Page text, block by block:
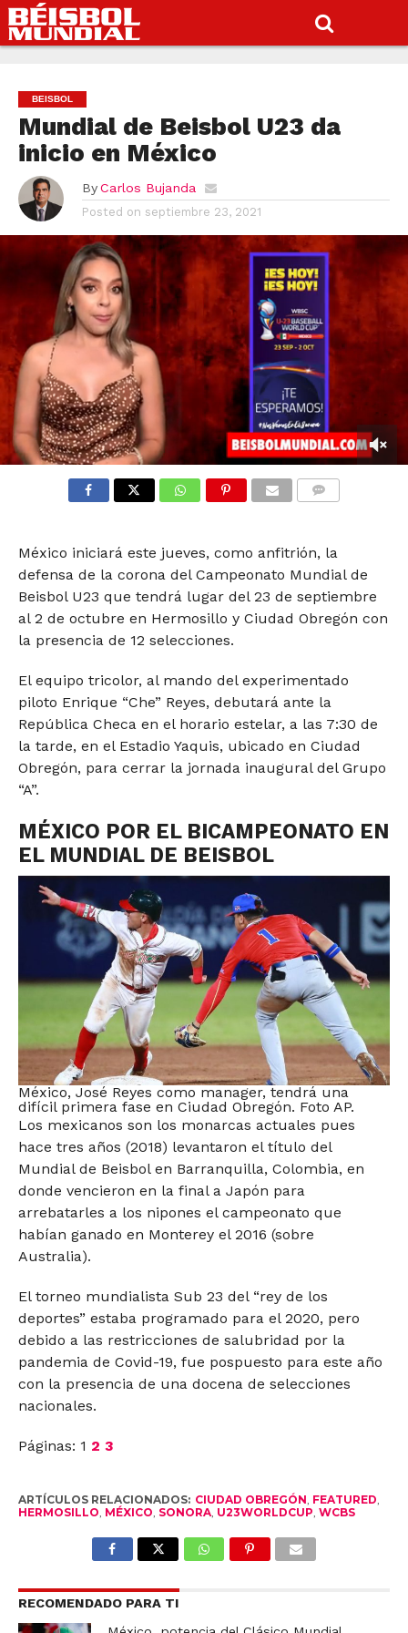
BEISBOL
Mundial de Beisbol U23 da
inicio en México
By Carlos Bujanda
Posted on septiembre 23, 2021
seconds
México iniciará este jueves, como anfitrión, la
defensa de la corona del Campeonato Mundial de
Beisbol U23 que tendrá lugar del 23 de septiembre
al 2 de octubre en Hermosillo y Ciudad Obregón con
la presencia de 12 selecciones.
El equipo tricolor, al mando del experimentado
piloto Enrique “Che” Reyes, debutará ante la
República Checa en el horario estelar, a las 7:30 de
la tarde, en el Estadio Yaquis, ubicado en Ciudad
Obregón, para cerrar la jornada inaugural del Grupo
“A”.
MÉXICO POR EL BICAMPEONATO EN
EL MUNDIAL DE BEISBOL
México, José Reyes como manager, tendrá una
difícil primera fase en Ciudad Obregón. Foto AP.
Los mexicanos son los monarcas actuales pues
hace tres años (2018) levantaron el título del
Mundial de Beisbol en Barranquilla, Colombia, en
donde vencieron en la final a Japón para
arrebatarles a los nipones el campeonato que
habían ganado en Monterey el 2016 (sobre
Australia).
El torneo mundialista Sub 23 del “rey de los
deportes” estaba programado para el 2020, pero
debido a las restricciones de salubridad por la
pandemia de Covid-19, fue pospuesto para este año
con la presencia de una docena de selecciones
nacionales.
Páginas: 1 2 3
ARTÍCULOS RELACIONADOS: CIUDAD OBREGÓN FEATURED
HERMOSILLO MÉXICO SONORA, U23WORLDCUP WCBS
RECOMENDADO PARA TI